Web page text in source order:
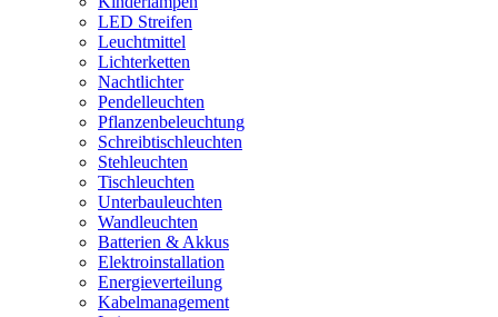
LED Streifen
Leuchtmittel
Lichterketten
Nachtlichter
Pendelleuchten
Pflanzenbeleuchtung
Schreibtischleuchten
Stehleuchten
Tischleuchten
Unterbauleuchten
Wandleuchten
Batterien & Akkus
Elektroinstallation
Energieverteilung
Kabelmanagement